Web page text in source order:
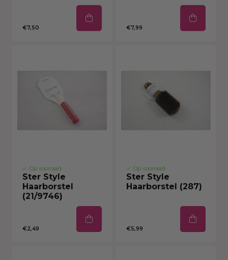
€7,50 €7,99
Op voorraad
Ster Style
Haarborstel
(21/9746)
€2,49
Op voorraad
Ster Style
Haarborstel (287)
€5,99